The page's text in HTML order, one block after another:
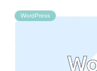
WordPress